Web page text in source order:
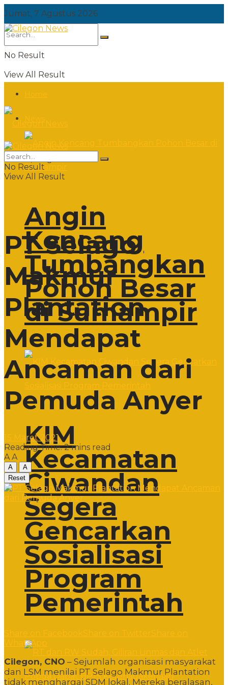
Jumat, 7 Agustus 2026
No Result
View All Result
Angin
Kencang
Tumbangkan
Pohon Besar
di Sumampir
KIM
Kecamatan
Ciwandan
Segera
Gencarkan
Sosialisasi
Program
Pemerintah
Jumat, 7 Agustus 2026
No Result
View All Result
PT Selago
Makmur
Plantation
Mendapat
Ancaman dari
Pemuda Anyer
15 Maret 2021
Reading Time: 2 mins read
A A
A
A
Reset
WhatsApp
Cilegon, CNO – Sejumlah organisasi masyarakat
dan LSM menilai PT Selago Makmur Plantation
tidak menghargai SDM lokal. Mereka beralasan,